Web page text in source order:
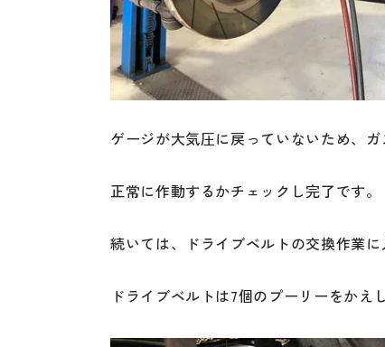
ゲージが大気圧に戻っていないため、ガ
正常に作動するかチェックし完了です。
続いては、ドライブベルトの交換作業に
ドライブベルトは7個のプーリーをかえ